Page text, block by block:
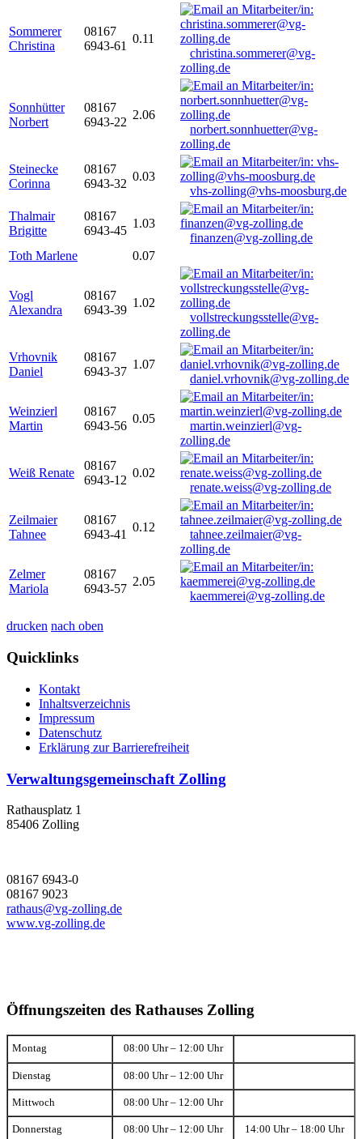
Sommerer
Christina
08167
6943-61
0.11
christina.sommerer@vg-
zolling.de
Sonnhütter
Norbert
08167
6943-22
2.06
norbert.sonnhuetter@vg-
zolling.de
Steinecke
Corinna
08167
6943-32
0.03
vhs-zolling@vhs-moosburg.de
Thalmair
Brigitte
08167
6943-45
1.03
finanzen@vg-zolling.de
Toth Marlene
0.07
Vogl
Alexandra
08167
6943-39
1.02
vollstreckungsstelle@vg-
zolling.de
Vrhovnik
Daniel
08167
6943-37
1.07
daniel.vrhovnik@vg-zolling.de
Weinzierl
Martin
08167
6943-56
0.05
martin.weinzierl@vg-
zolling.de
Weiß Renate
08167
6943-12
0.02
renate.weiss@vg-zolling.de
Zeilmaier
Tahnee
08167
6943-41
0.12
tahnee.zeilmaier@vg-
zolling.de
Zelmer
Mariola
08167
6943-57
2.05
kaemmerei@vg-zolling.de
drucken nach oben
Quicklinks
Kontakt
Inhaltsverzeichnis
Impressum
Datenschutz
Erklärung zur Barrierefreiheit
Verwaltungsgemeinschaft Zolling
Rathausplatz 1
85406 Zolling
08167 6943-0
08167 9023
rathaus@vg-zolling.de
www.vg-zolling.de
Öffnungszeiten des Rathauses Zolling
Montag 08:00 Uhr – 12:00 Uhr
Dienstag 08:00 Uhr – 12:00 Uhr
Mittwoch 08:00 Uhr – 12:00 Uhr
Donnerstag 08:00 Uhr – 12:00 Uhr 14:00 Uhr – 18:00 Uhr